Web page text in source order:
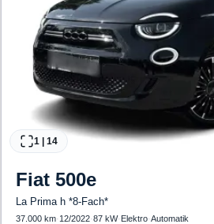
1 14
Fiat 500e
La Prima h *8-Fach*
37.000 km· 12/2022·87 kW· Elektro·Automatik